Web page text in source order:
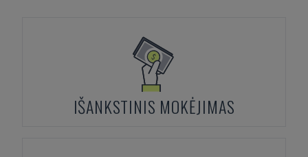
IŠANKSTINIS MOKĖJIMAS